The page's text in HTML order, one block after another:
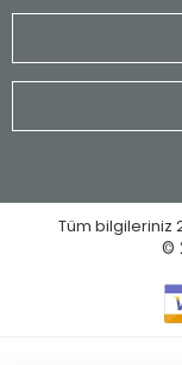
Tüm bilgileriniz
©